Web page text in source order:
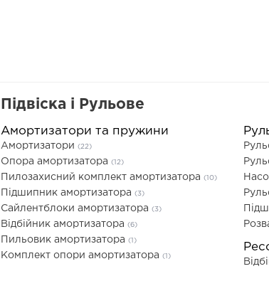
Підвіска і Рульове
Амортизатори та пружини
Амортизатори (22)
Опора амортизатора (12)
Пилозахисний комплект амортизатора (10)
Підшипник амортизатора (3)
Сайлентблоки амортизатора (3)
Відбійник амортизатора (6)
Пильовик амортизатора (1)
Комплект опори амортизатора (1)